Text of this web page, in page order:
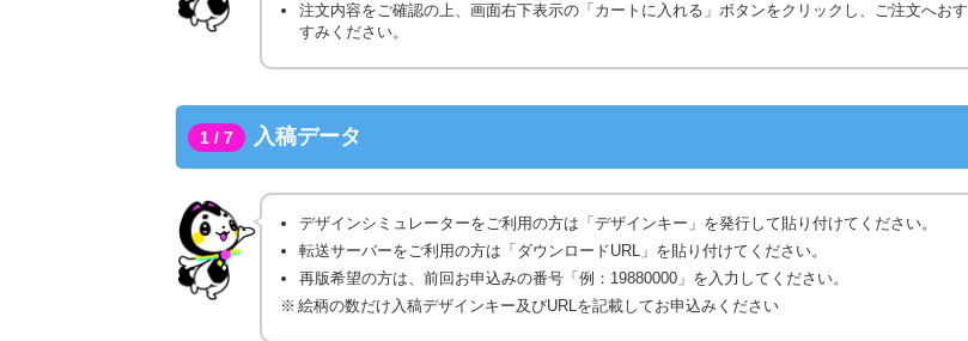
注文内容をご確認の上、画面右下表示の「カートに入れる」ボタンをクリックし、ご注文へおす
すみください。
1 / 7 入稿データ
デザインシミュレーターをご利用の方は「デザインキー」を発行して貼り付けてください。
転送サーバーをご利用の方は「ダウンロードURL」を貼り付けてください。
再版希望の方は、前回お申込みの番号「例：19880000」を入力してください。
絵柄の数だけ入稿デザインキー及びURLを記載してお申込みください